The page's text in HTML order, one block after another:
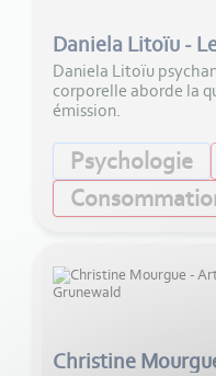
Daniela Litoïu -
Daniela Litoïu
corporelle aborde la
émission.
Psychologie